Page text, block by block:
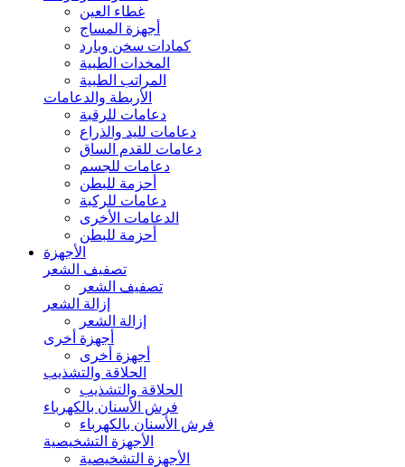
غطاء العين
أجهزة المساج
كمادات سخن وبارد
المخدات الطبية
المراتب الطبية
الأربطة والدعامات
دعامات للرقبة
دعامات لليد والذراع
دعامات للقدم الساق
دعامات للجسم
أحزمة للبطن
دعامات للركبة
الدعامات الأخرى
أحزمة للبطن
الأجهزة
تصفيف الشعر
تصفيف الشعر
إزالة الشعر
إزالة الشعر
أجهزة أخرى
أجهزة أخرى
الحلاقة والتشذيب
الحلاقة والتشذيب
فرش الأسنان بالكهرباء
فرش الأسنان بالكهرباء
الأجهزة التشخيصية
الأجهزة التشخيصية